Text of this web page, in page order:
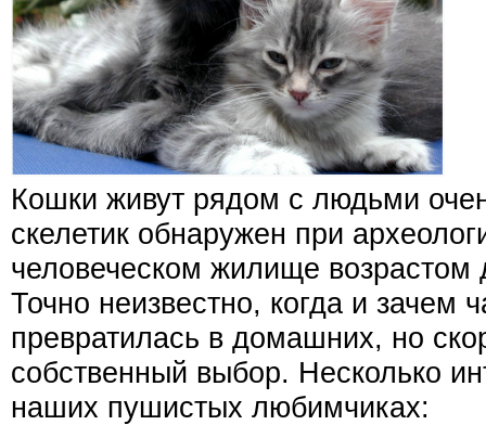
Кошки живут рядом с людьми
скелетик обнаружен при
человеческом жилище возрастом
Точно неизвестно, когда и зачем
превратилась в домашних, но
собственный выбор. Несколько
наших пушистых любимчиках: